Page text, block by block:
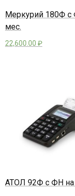
Меркурий 180Ф с
мес.
22,600.00 ₽
АТОЛ 92Ф с ФН на